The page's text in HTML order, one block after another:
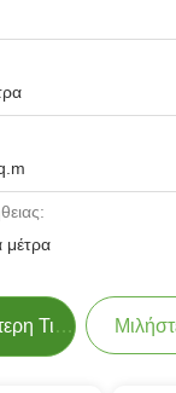
μέτρα
Βρείτε Την Καλύτερη Τιμή